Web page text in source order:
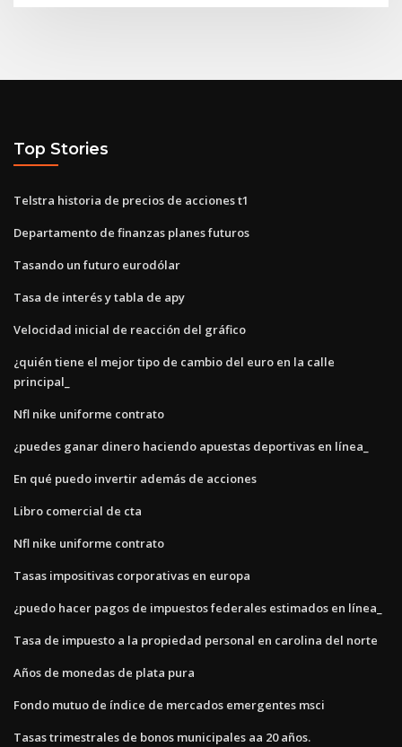
Top Stories
Telstra historia de precios de acciones t1
Departamento de finanzas planes futuros
Tasando un futuro eurodólar
Tasa de interés y tabla de apy
Velocidad inicial de reacción del gráfico
¿quién tiene el mejor tipo de cambio del euro en la calle
principal_
Nfl nike uniforme contrato
¿puedes ganar dinero haciendo apuestas deportivas en línea_
En qué puedo invertir además de acciones
Libro comercial de cta
Nfl nike uniforme contrato
Tasas impositivas corporativas en europa
¿puedo hacer pagos de impuestos federales estimados en línea_
Tasa de impuesto a la propiedad personal en carolina del norte
Años de monedas de plata pura
Fondo mutuo de índice de mercados emergentes msci
Tasas trimestrales de bonos municipales aa 20 años.